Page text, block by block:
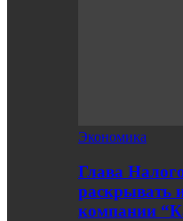
Экономика
Глава
раскрывать
компании